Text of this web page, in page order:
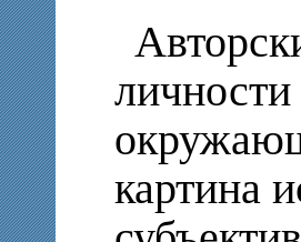
личности
картина